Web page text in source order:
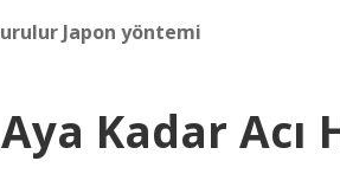
Japon yöntemi
Kadar Acı